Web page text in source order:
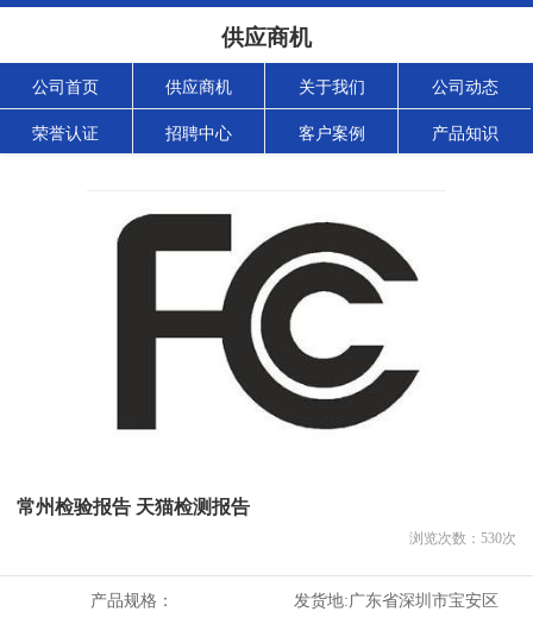
供应商机
公司首页 供应商机 关于我们 公司动态
荣誉认证 招聘中心 客户案例 产品知识
常州检验报告 天猫检测报告
浏览次数： 530次
产品规格： 发货地:广东省深圳市宝安区